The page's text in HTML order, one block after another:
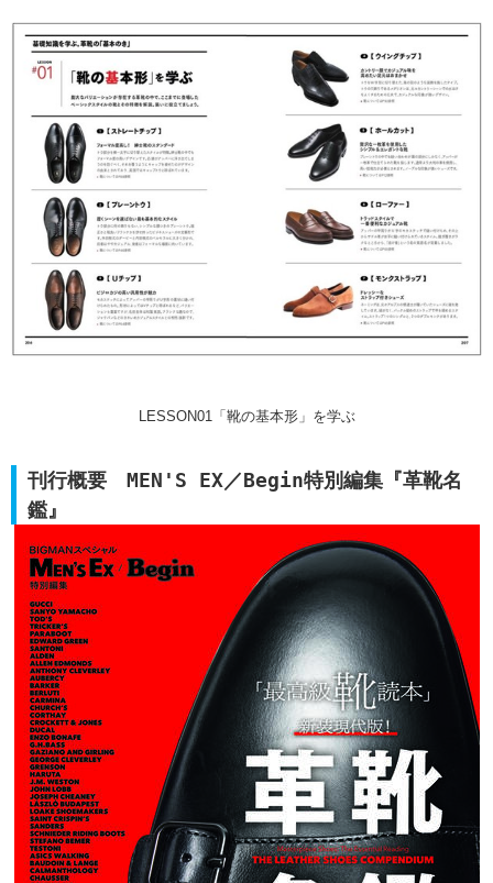
LESSON01「靴の基本形」を学ぶ
刊行概要 MEN'S EX／Begin特別編集『革靴名
鑑』